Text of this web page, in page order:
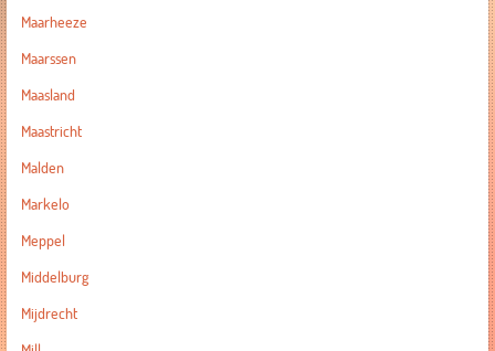
Maarheeze
Maarssen
Maasland
Maastricht
Malden
Markelo
Meppel
Middelburg
Mijdrecht